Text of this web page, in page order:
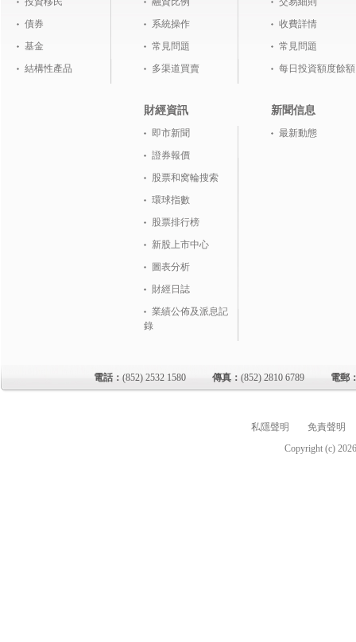
債券
基金
結構性產品
系統操作
常見問題
多渠道買賣
財經資訊
即市新聞
證券報價
股票和窝輪搜索
環球指數
股票排行榜
新股上市中心
圖表分析
財經日誌
業績公佈及派息記
錄
收費詳情
常見問題
每日投資額度餘額
新聞信息
最新動態
電話： (852) 2532 1580 傳真： (852) 2810 6789 電郵
私隱聲明
免責聲明
Copyright (c)